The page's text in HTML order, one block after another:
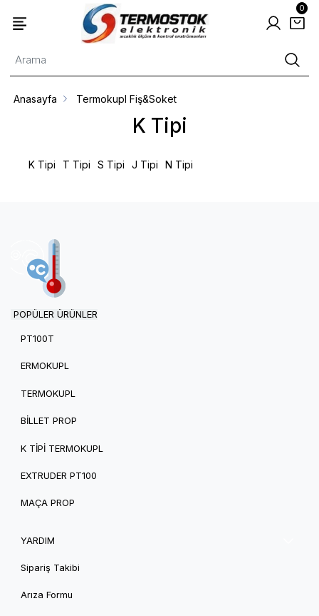
0
K Tipi
Anasayfa Termokupl Fiş&Soket
K Tipi T Tipi S Tipi J Tipi N Tipi
POPÜLER ÜRÜNLER
PT100T
ERMOKUPL
TERMOKUPL
BILLET PROP
K TIPI TERMOKUPL
EXTRUDER PT100
MAÇA PROP
YARDIM
Sipariş Takibi
Arıza Formu